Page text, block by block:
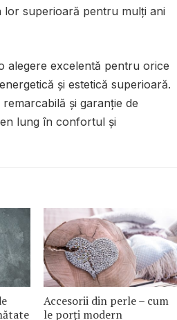
lor superioară pentru mulți ani
alegere excelentă pentru orice
și estetică superioară.
și garanție de
lung în confortul și
Accesorii din perle – cum
le porți modern